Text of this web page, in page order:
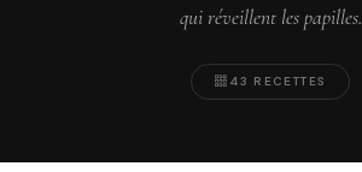
qui réveillent les papilles.
43 RECETTES